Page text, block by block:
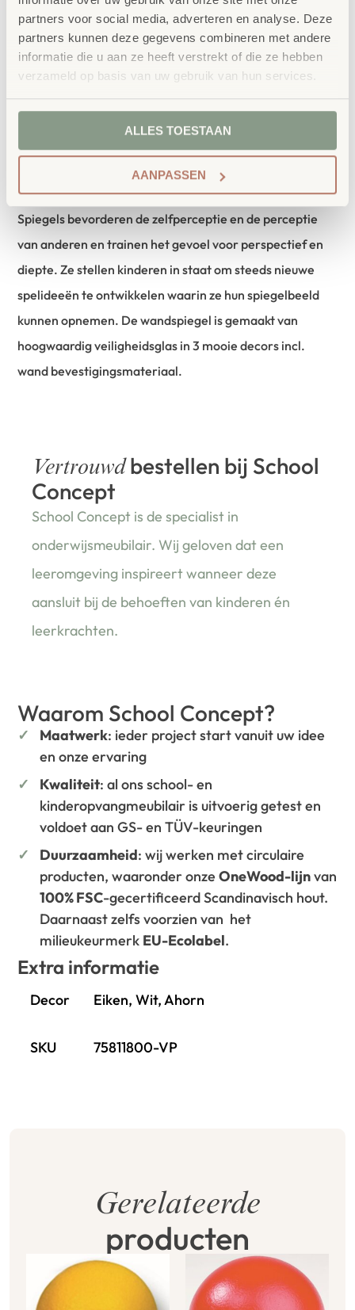
partners voor social media, adverteren en analyse. Deze
partners kunnen deze gegevens combineren met andere
informatie die u aan ze heeft verstrekt of die ze hebben
verzameld op basis van uw gebruik van hun services.
ALLES TOESTAAN
AANPASSEN
Dubbel plezier! Bevestig de spiegel aan de muur boven
elk EduCasa podium deel en open nieuwe zintuiglijke
werelden voor de kinderen. Terwijl ze spelen op de
zichzelf en hun vriendjes bekijken in de spiegel.
Voertuigen, poppen, knuffels en ander speelgoed zien ze
dubbel en bieden extra speelplezier.
Spiegels bevorderen de zelfperceptie en de perceptie
van anderen en trainen het gevoel voor perspectief en
diepte. Ze stellen kinderen in staat om steeds nieuwe
spelideeën te ontwikkelen waarin ze hun spiegelbeeld
kunnen opnemen. De wandspiegel is gemaakt van
hoogwaardig veiligheidsglas in 3 mooie decors incl.
wand bevestigingsmateriaal.
Vertrouwdbestellen bij School
Concept
School Concept is de specialist in
onderwijsmeubilair. Wij geloven dat een
leeromgeving inspireert wanneer deze
aansluit bij de behoeften van kinderen én
leerkrachten.
Waarom School Concept?
Maatwerk: ieder project start vanuit uw idee
en onze ervaring
Kwaliteit: al ons school- en
kinderopvangmeubilair is uitvoerig getest en
voldoet aan GS- en TÜV-keuringen
Duurzaamheid: wij werken met circulaire
producten, waaronder onzeOneWood-lijnvan
100% FSC-gecertificeerd Scandinavisch hout.
Daarnaast zelfs voorzien van het
milieukeurmerk EU-Ecolabel.
Extra informatie
Decor Eiken, Wit, Ahorn
SKU 75811800-VP
Gerelateerde
producten